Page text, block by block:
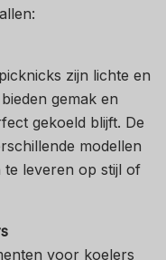
zijn lichte en
gemak en
gekoeld blijft. De
modellen
te leveren op stijl of
voor koelers